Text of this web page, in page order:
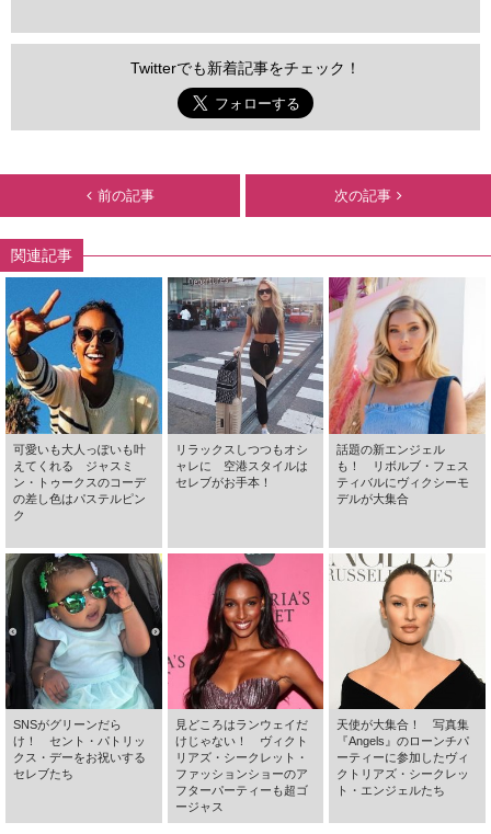
Twitterでも新着記事をチェック！
前の記事 次の記事
関連記事
可愛いも大人っぽいも叶
えてくれる ジャスミ
ン・トゥークスのコーデ
の差し色はパステルピン
ク
リラックスしつつもオシ
ャレに 空港スタイルは
セレブがお手本！
話題の新エンジェル
も！ リボルブ・フェス
ティバルにヴィクシーモ
デルが大集合
SNSがグリーンだら
け！ セント・パトリッ
クス・デーをお祝いする
セレブたち
見どころはランウェイだ
けじゃない！ ヴィクト
リアズ・シークレット・
ファッションショーのア
フターパーティーも超ゴ
ージャス
天使が大集合！ 写真集
『Angels』のローンチパ
ーティーに参加したヴィ
クトリアズ・シークレッ
ト・エンジェルたち